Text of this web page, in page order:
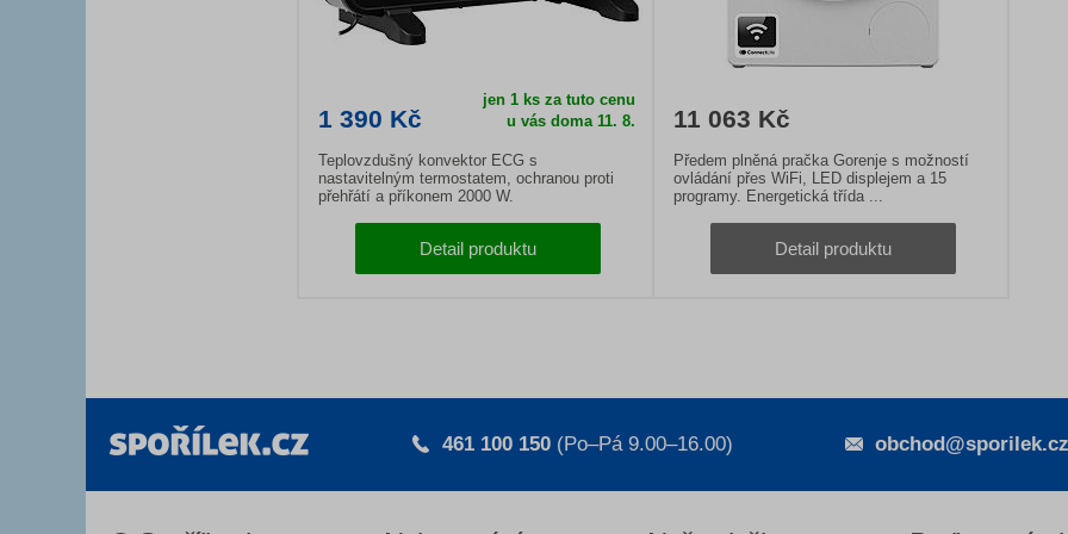
1 390 Kč
jen 1 ks za tuto cenu
u vás doma 11. 8.
Teplovzdušný konvektor ECG s
nastavitelným termostatem, ochranou proti
přehřátí a příkonem 2000 W.
Detail produktu
11 063 Kč
Předem plněná pračka Gorenje s možností
ovládání přes WiFi, LED displejem a 15
programy. Energetická třída ...
Detail produktu
461 100 150 (Po–Pá 9.00–16.00) obchod@sporilek.cz